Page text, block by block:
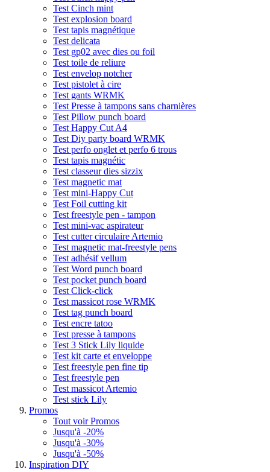
Test Cinch mint
Test explosion board
Test tapis magnétique
Test delicata
Test gp02 avec dies ou foil
Test toile de reliure
Test envelop notcher
Test pistolet à cire
Test gants WRMK
Test Presse à tampons sans charnières
Test Pillow punch board
Test Happy Cut A4
Test Diy party board WRMK
Test perfo onglet et perfo 6 trous
Test tapis magnétic
Test classeur dies sizzix
Test magnetic mat
Test mini-Happy Cut
Test Foil cutting kit
Test freestyle pen - tampon
Test mini-vac aspirateur
Test cutter circulaire Artemio
Test magnetic mat-freestyle pens
Test adhésif vellum
Test Word punch board
Test pocket punch board
Test Click-click
Test massicot rose WRMK
Test tag punch board
Test encre tatoo
Test presse à tampons
Test 3 Stick Lily liquide
Test kit carte et enveloppe
Test freestyle pen fine tip
Test freestyle pen
Test massicot Artemio
Test stick Lily
Promos
Tout voir Promos
Jusqu'à -20%
Jusqu'à -30%
Jusqu'à -50%
Inspiration DIY